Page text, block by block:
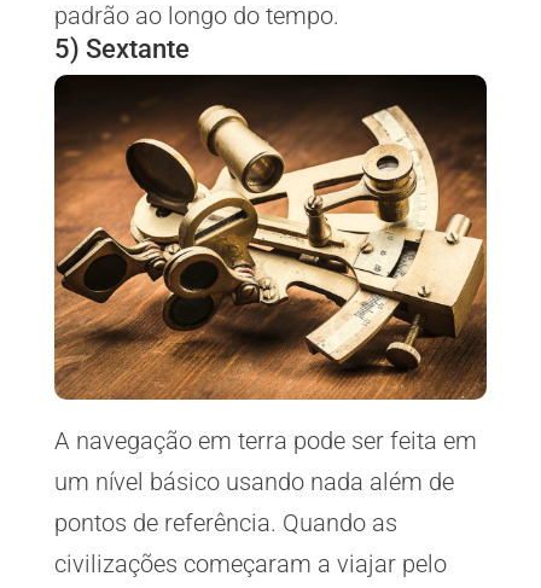
padrão ao longo do tempo.
5) Sextante
A navegação em terra pode ser feita em
um nível básico usando nada além de
pontos de referência. Quando as
civilizações começaram a viajar pelo